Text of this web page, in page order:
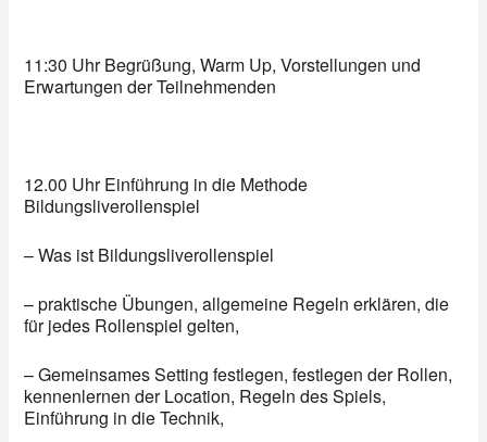
11:30 UhrBegrüßung, Warm Up, Vorstellungen und
Erwartungen der Teilnehmenden
12.00 UhrEinführung in die Methode
Bildungsliverollenspiel
– Was ist Bildungsliverollenspiel
– praktische Übungen, allgemeine Regeln erklären, die
für jedes Rollenspiel gelten,
– Gemeinsames Setting festlegen, festlegen der Rollen,
kennenlernen der Location, Regeln des Spiels,
Einführung in die Technik,